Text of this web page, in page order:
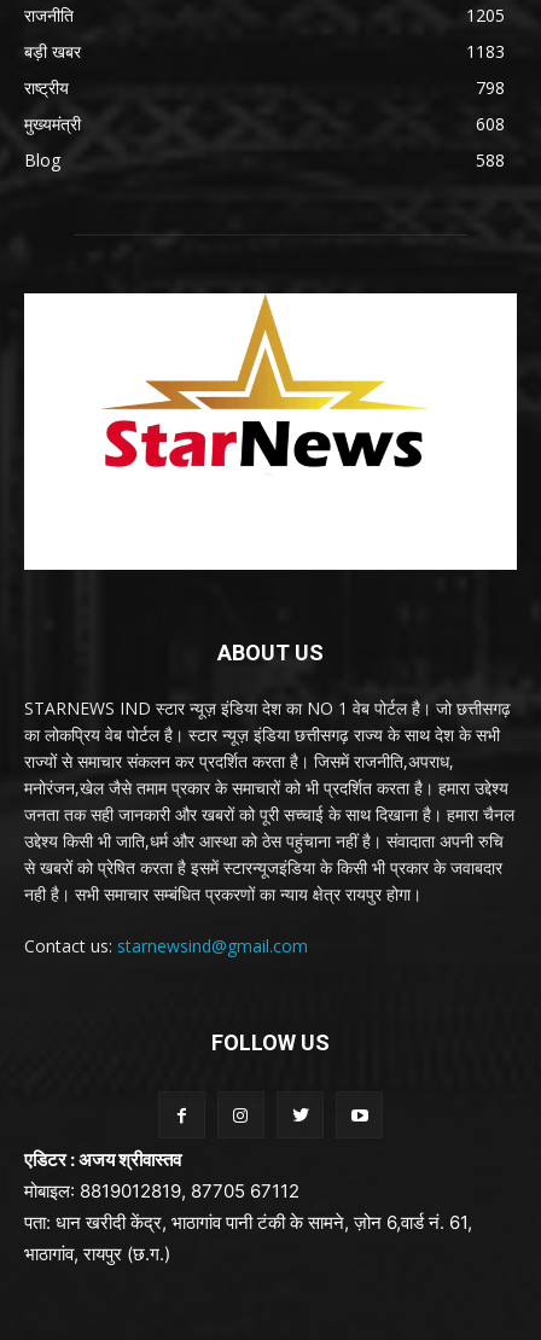
राजनीति
1205
बड़ी खबर
1183
राष्ट्रीय
798
मुख्यमंत्री
608
Blog
588
ABOUT US
STARNEWS IND स्टार न्यूज़ इंडिया देश का NO 1 वेब पोर्टल है। जो छत्तीसगढ़
का लोकप्रिय वेब पोर्टल है। स्टार न्यूज़ इंडिया छत्तीसगढ़ राज्य के साथ देश के सभी
राज्यों से समाचार संकलन कर प्रदर्शित करता है। जिसमें राजनीति,अपराध,
मनोरंजन,खेल जैसे तमाम प्रकार के समाचारों को भी प्रदर्शित करता है। हमारा उद्देश्य
जनता तक सही जानकारी और खबरों को पूरी सच्चाई के साथ दिखाना है। हमारा चैनल
उद्देश्य किसी भी जाति,धर्म और आस्था को ठेस पहुंचाना नहीं है। संवादाता अपनी रुचि
से खबरों को प्रेषित करता है इसमें स्टारन्यूजइंडिया के किसी भी प्रकार के जवाबदार
नही है। सभी समाचार सम्बंधित प्रकरणों का न्याय क्षेत्र रायपुर होगा।
Contact us: starnewsind@gmail.com
FOLLOW US
एडिटर : अजय श्रीवास्तव
मोबाइल: 8819012819, 87705 67112
पता: धान खरीदी केंद्र, भाठागांव पानी टंकी के सामने, ज़ोन 6,वार्ड नं. 61,
भाठागांव, रायपुर (छ.ग.)